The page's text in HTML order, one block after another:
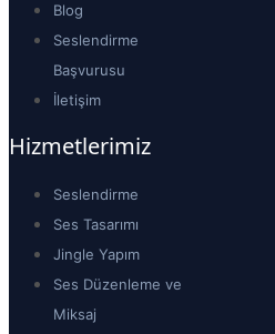
Blog
Seslendirme
Başvurusu
İletişim
Hizmetlerimiz
Seslendirme
Ses Tasarımı
Jingle Yapım
Ses Düzenleme ve
Miksaj